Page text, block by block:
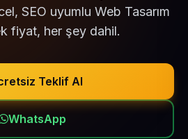
SEO uyumlu Web Tasarım
fiyat, her şey dahil.
Teklif Al
WhatsApp